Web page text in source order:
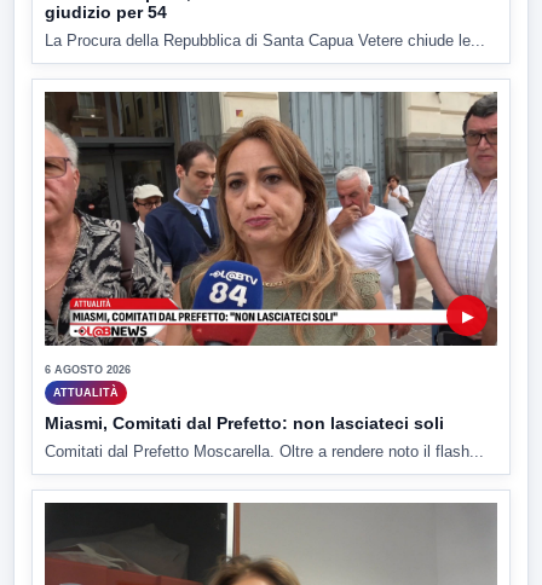
giudizio per 54
La Procura della Repubblica di Santa Capua Vetere chiude le...
▶
6 AGOSTO 2026
ATTUALITÀ
Miasmi, Comitati dal Prefetto: non lasciateci soli
Comitati dal Prefetto Moscarella. Oltre a rendere noto il flash...